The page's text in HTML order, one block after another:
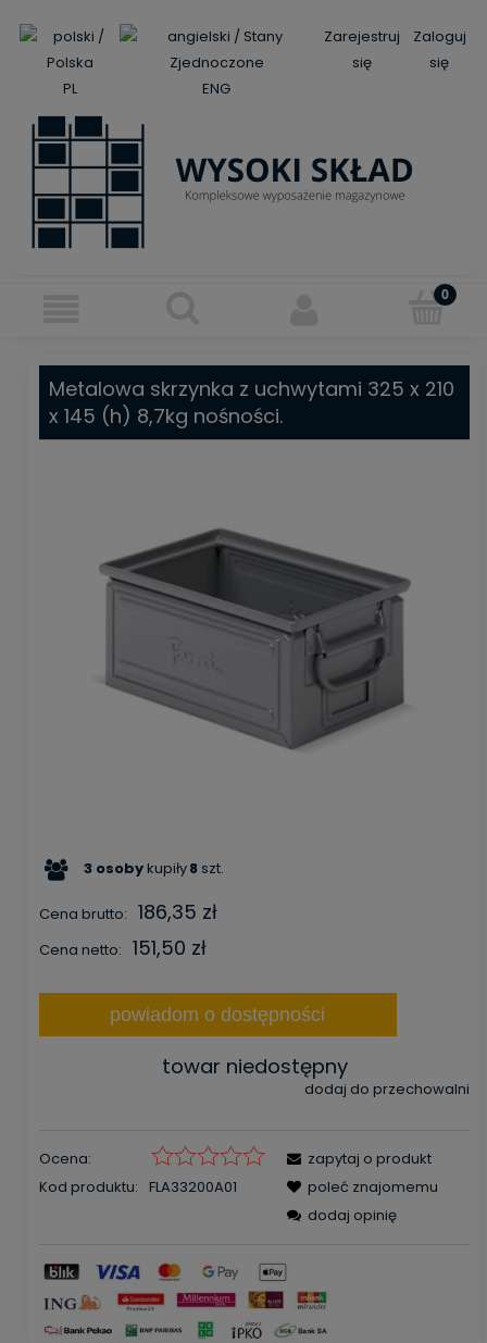
PL ENG
Zarejestruj
się
Zaloguj
się
Metalowa skrzynka z uchwytami 325 x 210
x 145 (h) 8,7kg nośności.
3 osobykupiły8 szt.
Cena brutto: 186,35 zł
Cena netto: 151,50 zł
powiadom o dostępności
towar niedostępny
dodaj do przechowalni
Ocena:
Kod produktu: FLA33200A01
zapytaj o produkt
poleć znajomemu
dodaj opinię